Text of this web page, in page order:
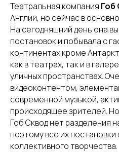
Театральная компания Гоб
Англии, но сейчас в
На сегодняшний день она
постановок и побывала с
континентах кроме
как в театрах, так и в
уличных пространствах.
видеоконтентом,
современной музыкой,
происходящее зрителей.
Гоб Сквод нет разделения
поэтому все их
коллективного творчества.